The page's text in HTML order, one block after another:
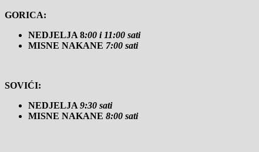
GORICA:
NEDJELJA 8:00 i 11:00 sati
MISNE NAKANE 7:00 sati
SOVIĆI:
NEDJELJA 9:30 sati
MISNE NAKANE 8:00 sati